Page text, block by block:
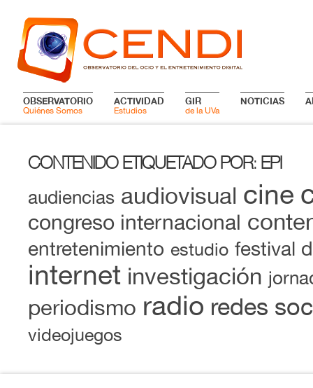
OBSERVATORIO
Quiénes Somos
ACTIVIDAD
Estudios
GIR
de la UVa
NOTICIAS
CONTENIDO ETIQUETADO POR: EPI
audiencias audiovisual cine
congreso internacional
entretenimiento estudio festival
internet investigación
periodismo radio redes
videojuegos